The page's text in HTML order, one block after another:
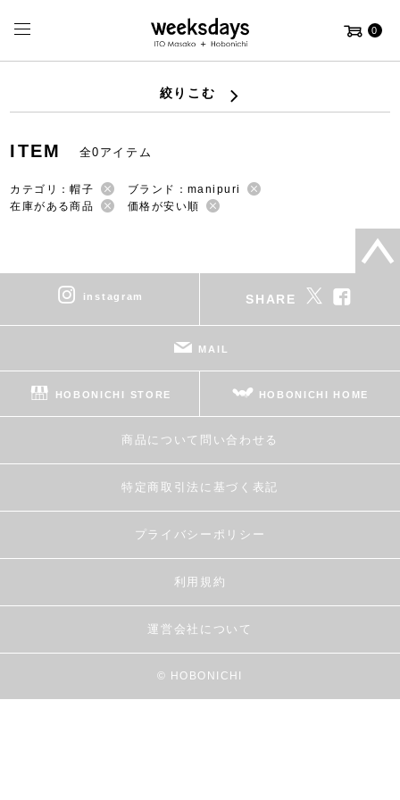
0
絞りこむ
ITEM 全0アイテム
カテゴリ：帽子
ブランド：manipuri
在庫がある商品
価格が安い順
instagram SHARE
MAIL
HOBONICHI STORE HOBONICHI HOME
商品について問い合わせる
特定商取引法に基づく表記
プライバシーポリシー
利用規約
運営会社について
© HOBONICHI